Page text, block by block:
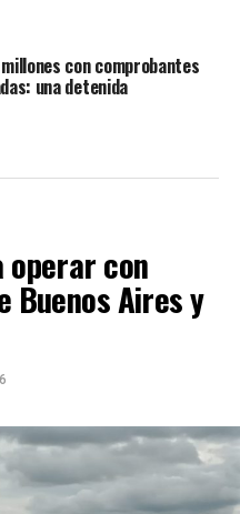
con comprobantes
una detenida
operar con
Buenos Aires y